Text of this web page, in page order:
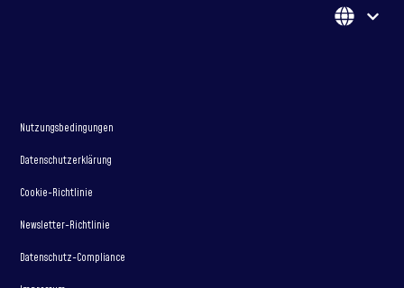
Nutzungsbedingungen
Datenschutzerklärung
Cookie-Richtlinie
Newsletter-Richtlinie
Datenschutz-Compliance